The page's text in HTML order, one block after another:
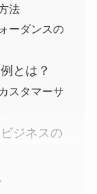
法
ーダンスの
とは？
スタマーサ
ジネスの